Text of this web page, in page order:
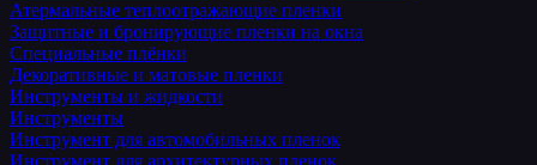
Атермальные теплоотражающие пленки
Защитные и бронирующие пленки на окна
Специальные плёнки
Декоративные и матовые пленки
Инструменты и жидкости
Инструменты
Инструмент для автомобильных пленок
Инструмент для архитектурных пленок